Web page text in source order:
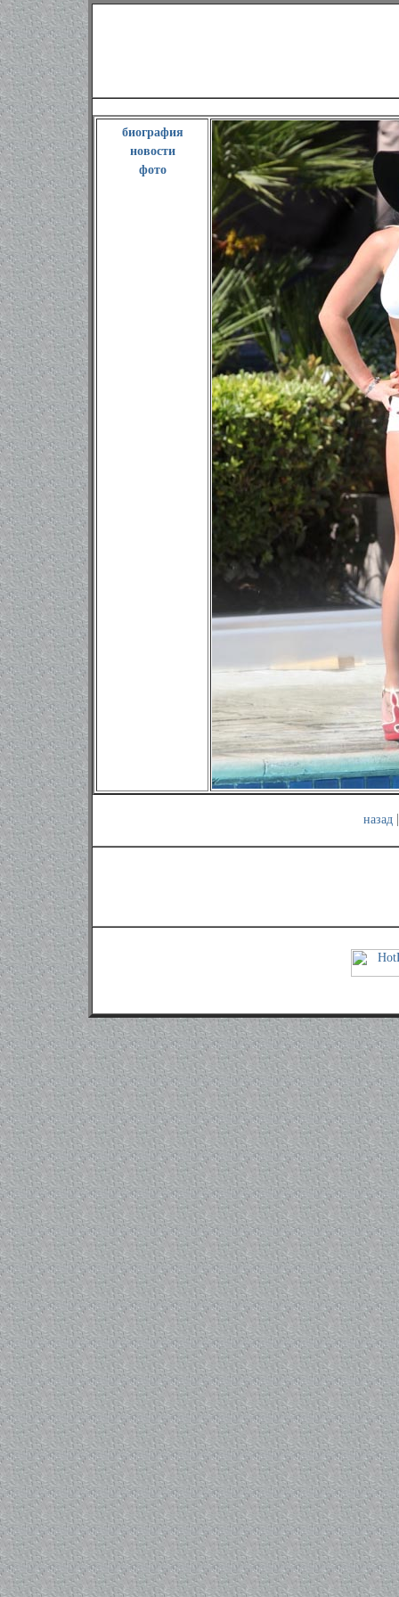
биография
новости
фото
назад